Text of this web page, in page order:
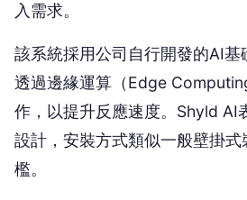
入需求。
該系統採用公司自行開發的AI基
透過邊緣運算（Edge
作，以提升反應速度。Shyld AI
設計，安裝方式類似一般壁掛式
檻。